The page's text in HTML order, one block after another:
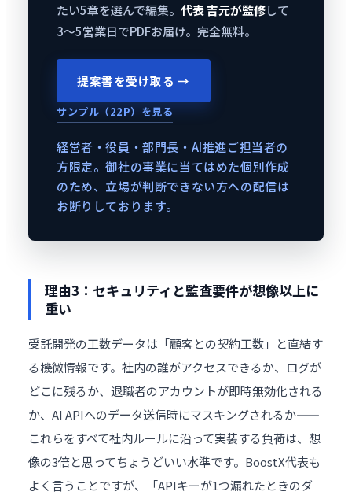
たい5章を選んで編集。 代表 吉元が監修して
3〜5営業日でPDFお届け。完全無料。
提案書を受け取る →
サンプル（22P）を見る
経営者・役員・部門長・AI推進ご担当者の
方限定。御社の事業に当てはめた個別作成
のため、立場が判断できない方への配信は
お断りしております。
理由3：セキュリティと監査要件が想像以上に
重い
受託開発の工数データは「顧客との契約工数」と直結す
る機微情報です。社内の誰がアクセスできるか、ログが
どこに残るか、退職者のアカウントが即時無効化される
か、AI APIへのデータ送信時にマスキングされるか——
これらをすべて社内ルールに沿って実装する負荷は、想
像の3倍と思ってちょうどいい水準です。BoostX代表も
よく言うことですが、「APIキーが1つ漏れたときのダ